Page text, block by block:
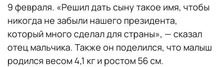
9 февраля. «Решил дать сыну такое имя, чтобы
никогда не забыли нашего президента,
который много сделал для страны», — сказал
отец мальчика. Также он поделился, что малыш
родился весом 4,1 кг и ростом 56 см.